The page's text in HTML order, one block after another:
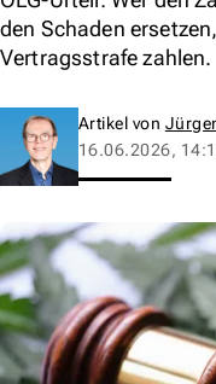
den Schaden
Vertragsstrafe zahlen.
Artikel von
16.06.2026,